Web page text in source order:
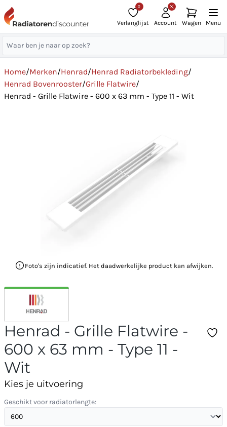
0
Verlanglijst Account Wagen Menu
Home/Merken/Henrad/Henrad Radiatorbekleding/
Henrad Bovenrooster/Grille Flatwire/
Henrad - Grille Flatwire - 600 x 63 mm - Type 11 - Wit
Foto's zijn indicatief. Het daadwerkelijke product kan afwijken.
Henrad - Grille Flatwire -
600 x 63 mm - Type 11 -
Wit
Kies je uitvoering
Geschikt voor radiatorlengte: